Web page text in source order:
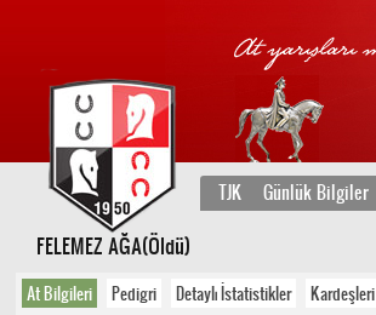
TJK Günlük Bilgiler
FELEMEZ AĞA(Öldü)
At Bilgileri Pedigri Detaylı İstatistikler Kardeşleri